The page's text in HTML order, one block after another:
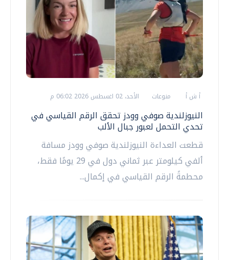
أ ش أ منوعات الأحد، 02 اغسطس 2026 06:02 م
النيوزلندية صوفي وودز تحقق الرقم القياسي في
تحدي التحمل لعبور جبال الألب
قطعت العداءة النيوزلندية صوفي وودز مسافة
ألفي كيلومتر عبر ثماني دول في 29 يومًا فقط،
محطمةً الرقم القياسي في إكمال...